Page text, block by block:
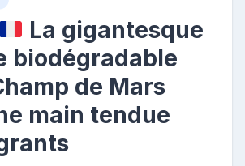
La gigantesque
biodégradable
de Mars
main tendue